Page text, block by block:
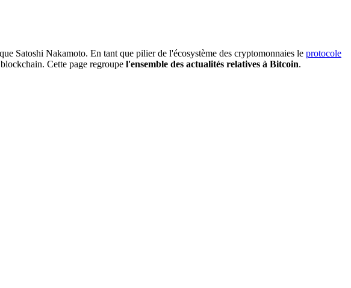
Satoshi Nakamoto. En tant que pilier de l'écosystème des cryptomonnaies le protocole
Cette page regroupe l'ensemble des actualités relatives à Bitcoin.